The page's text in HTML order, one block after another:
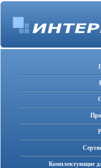
Комплектующие